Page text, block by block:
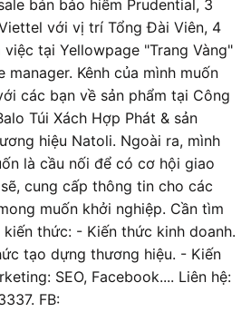
bán bảo hiểm Prudential, 3
với vị trí Tổng Đài Viên, 4
việc tại Yellowpage "Trang Vàng"
manager. Kênh của mình muốn
các bạn về sản phẩm tại Công
Túi Xách Hợp Phát & sản
hiệu Natoli. Ngoài ra, mình
là cầu nối để có cơ hội giao
cung cấp thông tin cho các
muốn khởi nghiệp. Cần tìm
kiến thức: - Kiến thức kinh doanh.
tạo dựng thương hiệu. - Kiến
SEO, Facebook.... Liên hệ:
FB: